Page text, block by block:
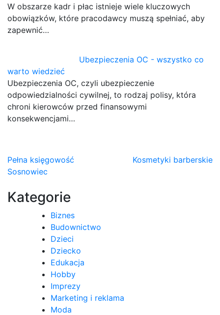
W obszarze kadr i płac istnieje wiele kluczowych
obowiązków, które pracodawcy muszą spełniać, aby
zapewnić…
Ubezpieczenia OC - wszystko co
warto wiedzieć
Ubezpieczenia OC, czyli ubezpieczenie
odpowiedzialności cywilnej, to rodzaj polisy, która
chroni kierowców przed finansowymi
konsekwencjami…
Nawigacja
wpisu
Pełna księgowość
Sosnowiec
Kosmetyki barberskie
Kategorie
Biznes
Budownictwo
Dzieci
Dziecko
Edukacja
Hobby
Imprezy
Marketing i reklama
Moda